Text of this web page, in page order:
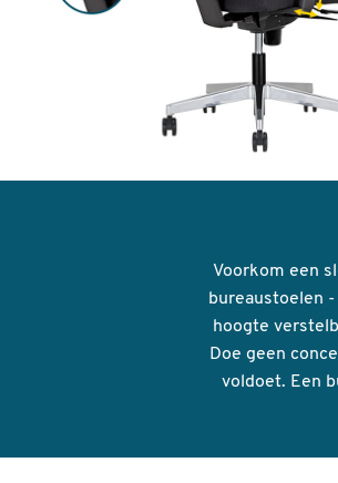
Voorkom een
bureaustoelen
hoogte
Doe geen
voldoet. Een